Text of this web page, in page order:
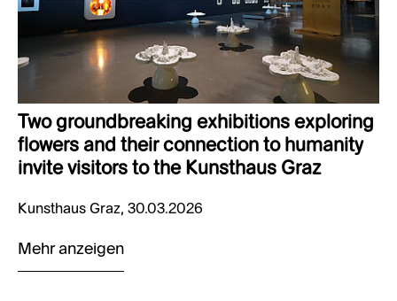
Two groundbreaking exhibitions exploring
flowers and their connection to humanity
invite visitors to the Kunsthaus Graz
Kunsthaus Graz, 30.03.2026
Mehr anzeigen